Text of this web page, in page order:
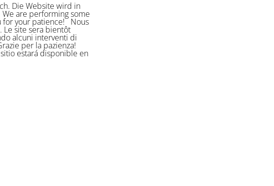
Die Website wird in
are performing some
for your patience! Nous
Le site sera bientôt
alcuni interventi di
per la pazienza!
estará disponible en